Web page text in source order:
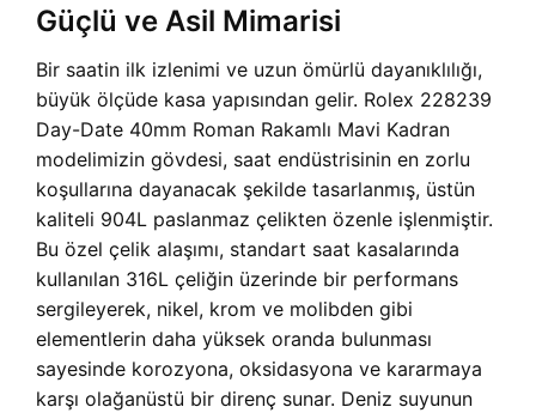
Güçlü ve Asil Mimarisi
Bir saatin ilk izlenimi ve uzun ömürlü dayanıklılığı,
büyük ölçüde kasa yapısından gelir. Rolex 228239
Day-Date 40mm Roman Rakamlı Mavi Kadran
modelimizin gövdesi, saat endüstrisinin en zorlu
koşullarına dayanacak şekilde tasarlanmış, üstün
kaliteli 904L paslanmaz çelikten özenle işlenmiştir.
Bu özel çelik alaşımı, standart saat kasalarında
kullanılan 316L çeliğin üzerinde bir performans
sergileyerek, nikel, krom ve molibden gibi
elementlerin daha yüksek oranda bulunması
sayesinde korozyona, oksidasyona ve kararmaya
karşı olağanüstü bir direnç sunar. Deniz suyunun